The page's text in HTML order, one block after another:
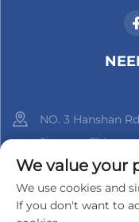
NO. 3 Hanshan
Jiangsu, China
+86-18961288218
[email protected]
We value your
We use cookies and
If you don't want to